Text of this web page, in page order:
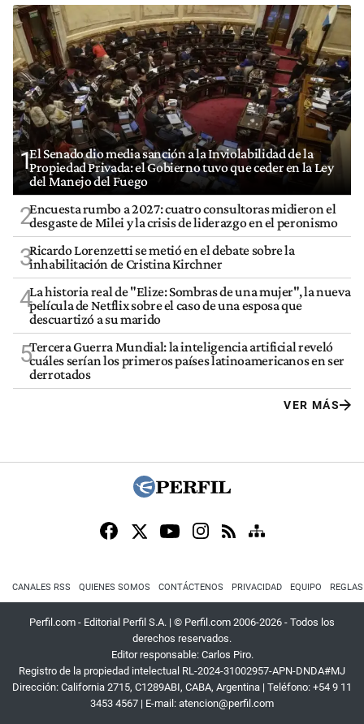
1El Senado dio media sanción a la Inviolabilidad de la
Propiedad Privada: el Gobierno tuvo que ceder en la Ley
del Manejo del Fuego
2Encuesta rumbo a 2027: cuatro consultoras midieron el
desgaste de Milei y la crisis de liderazgo en el peronismo
3Ricardo Lorenzetti se metió en el debate sobre la
inhabilitación de Cristina Kirchner
4La historia real de "Elize: Sombras de una mujer", la nueva
película de Netflix sobre el caso de una esposa que
descuartizó a su marido
5Tercera Guerra Mundial: la inteligencia artificial reveló
cuáles serían los primeros países latinoamericanos en ser
derrotados
VER MÁS
CANALES RSS QUIENES SOMOS CONTÁCTENOS PRIVACIDAD EQUIPO
Perfil.com - Editorial Perfil S.A. | © Perfil.com 2006-2026 - Todos los
derechos reservados.
Editor responsable: Carlos Piro.
Registro de la propiedad intelectual RL-2024-31002957-APN-DNDA#MJ
Dirección: California 2715, C1289ABI, CABA, Argentina | Teléfono: +54 9 11
3453 4567 | E-mail: atencion@perfil.com